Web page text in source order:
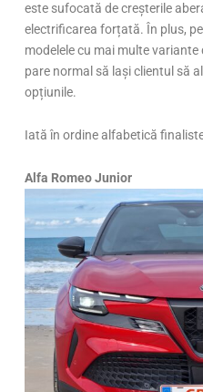
este sufocată de creșterile
electrificarea forțată. În plus,
modelele cu mai multe
pare normal să lași clientul să
opțiunile.
Iată în ordine alfabetică
Alfa Romeo Junior